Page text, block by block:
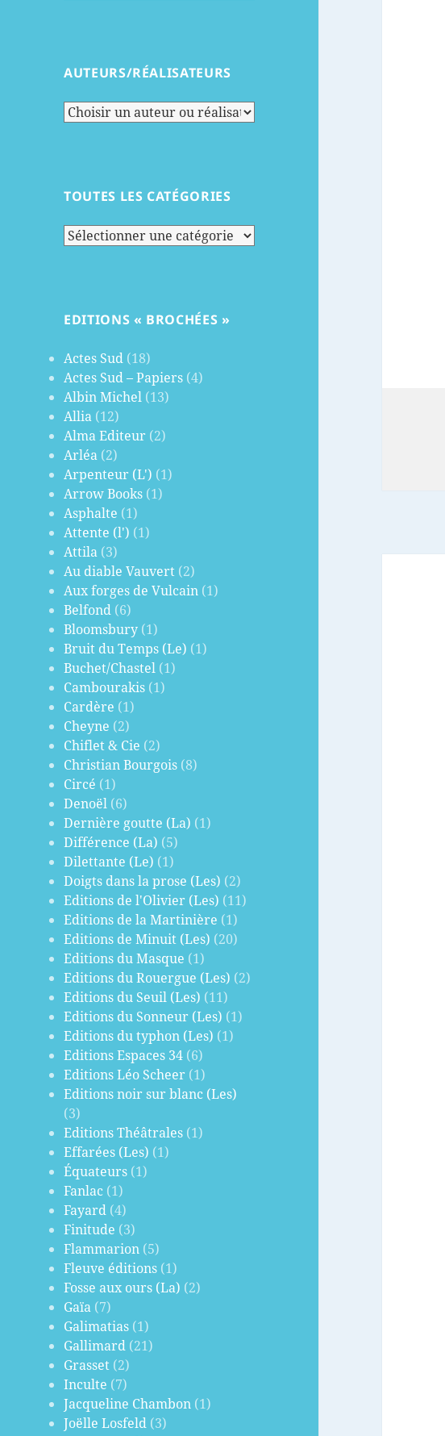
AUTEURS/RÉALISATEURS
TOUTES LES CATÉGORIES
Toutes
EDITIONS « BROCHÉES »
Actes Sud (18)
Actes Sud – Papiers (4)
Albin Michel (13)
Allia (12)
Alma Editeur (2)
Arléa (2)
Arpenteur (L') (1)
Arrow Books (1)
Asphalte (1)
Attente (l') (1)
Attila (3)
Au diable Vauvert (2)
Aux forges de Vulcain (1)
Belfond (6)
Bloomsbury (1)
Bruit du Temps (Le) (1)
Buchet/Chastel (1)
Cambourakis (1)
Cardère (1)
Cheyne (2)
Chiflet & Cie (2)
Christian Bourgois (8)
Circé (1)
Denoël (6)
Dernière goutte (La) (1)
Différence (La) (5)
Dilettante (Le) (1)
Doigts dans la prose (Les) (2)
Editions de l'Olivier (Les) (11)
Editions de la Martinière (1)
Editions de Minuit (Les) (20)
Editions du Masque (1)
Editions du Rouergue (Les) (2)
Editions du Seuil (Les) (11)
Editions du Sonneur (Les) (1)
Editions du typhon (Les) (1)
Editions Espaces 34 (6)
Editions Léo Scheer (1)
Editions noir sur blanc (Les)
(3)
Editions Théâtrales (1)
Effarées (Les) (1)
Équateurs (1)
Fanlac (1)
Fayard (4)
Finitude (3)
Flammarion (5)
Fleuve éditions (1)
Fosse aux ours (La) (2)
Gaïa (7)
Galimatias (1)
Gallimard (21)
Grasset (2)
Inculte (7)
Jacqueline Chambon (1)
Joëlle Losfeld (3)